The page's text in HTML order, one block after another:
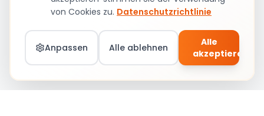
von Cookies zu. Datenschutzrichtlinie
Anpassen Alle ablehnen
Alle
akzeptieren